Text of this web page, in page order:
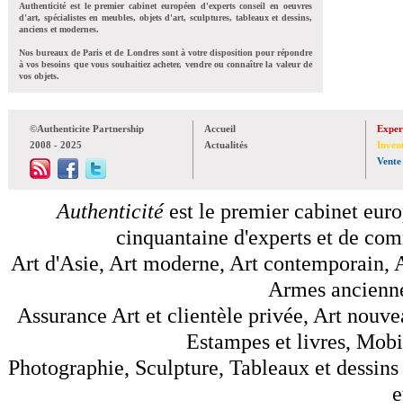
Authenticité est le premier cabinet européen d'experts conseil en oeuvres
d'art, spécialistes en meubles, objets d'art, sculptures, tableaux et dessins,
anciens et modernes.
Nos bureaux de Paris et de Londres sont à votre disposition pour répondre
à vos besoins que vous souhaitiez acheter, vendre ou connaître la valeur de
vos objets.
©Authenticite Partnership
2008 - 2025
Accueil
Actualités
Vente
Authenticitéest le premier cabinet
cinquantaine d'experts et de
Art d'Asie, Art moderne, Art contemporain,
Armes
Assurance Art et clientèle privée, Art
Estampes et livres,
Photographie, Sculpture, Tableaux et